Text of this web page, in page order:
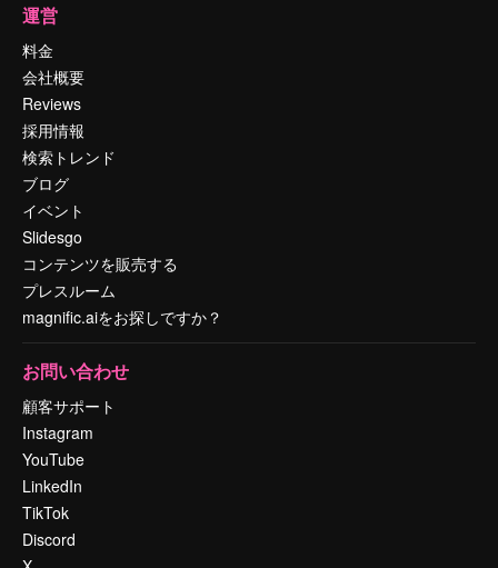
運営
料金
会社概要
Reviews
採用情報
検索トレンド
ブログ
イベント
Slidesgo
コンテンツを販売する
プレスルーム
magnific.aiをお探しですか？
お問い合わせ
顧客サポート
Instagram
YouTube
LinkedIn
TikTok
Discord